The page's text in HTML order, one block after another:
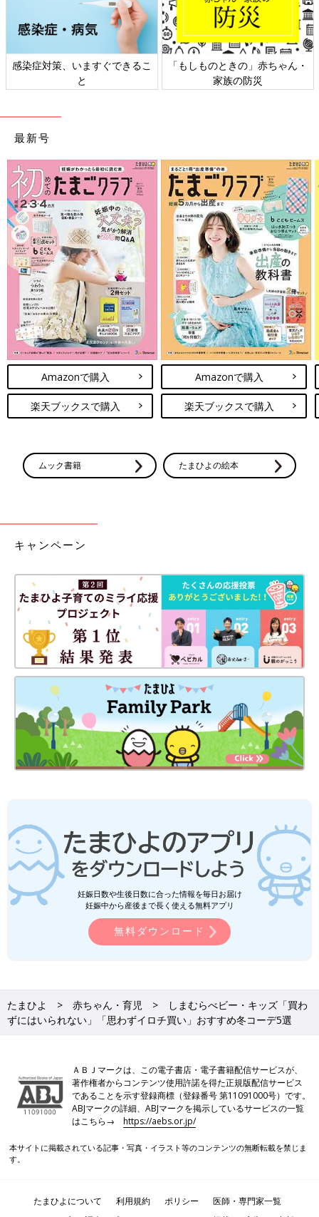
出典：Instagramアカウント「ma2man2」
ma2ma2さんはしまむらで買ったニットトップスでベビーコー
デ！ズボンは「après les cours（アプレ レ クール）」、くつは
「futafuta（フタフタ）」のものだそう。ニットやボトムスの素
材感が冬らしいですよね♪
ダイソー、しまむら…「高見え」「ちょ
い持ち用に最適」人気スマホショルダー
5選
最近人気に拍車がかかり、種類も豊富になって
きたスマホショルダー。「試しに使ってみたい
けどどんな商品があるの？」「どこのお店に売
っているの？」とお悩みの方もいるのでは？ そ
ているとは思えないクオリティですよね！冬のベビー・キッズコ
ーデをさらに楽しみたいという方は、ぜひしまむらをチェックし
※記事内容でご紹介している投稿、リンク先は、削除される場合
があります。あらかじめご了承ください。
※記事の内容は記載当時の情報であり、現在と異なる場合があり
※記事内の価格はすべて税込み、2022年10月時点のものです。
感染症対策、いますぐできるこ
と
「もしものときの」赤ちゃん・
家族の防災
最新号
Amazonで購入
楽天ブックスで購入
Amazonで購入
楽天ブックスで購入
ムック書籍 たまひよの絵本
キャンペーン
妊娠日数や生後日数に合った情報を毎日お届け
妊娠中から産後まで長く使える無料アプリ
無料ダウンロード
たまひよ 赤ちゃん・育児
しまむらべビー・キッズ「買わ
ずにはいられない」「思わずイロチ買い」おすすめ冬コーデ5選
ＡＢＪマークは、この電子書店・電子書籍配信サービスが、
著作権者からコンテンツ使用許諾を得た正規版配信サービス
であることを示す登録商標（登録番号 第11091000号）です。
ABJマークの詳細、ABJマークを掲示しているサービスの一覧
はこちら→https://aebs.or.jp/
本サイトに掲載されている記事・写真・イラスト等のコンテンツの無断転載を禁じま
す。
たまひよについて 利用規約 ポリシー
医師・専門家一覧